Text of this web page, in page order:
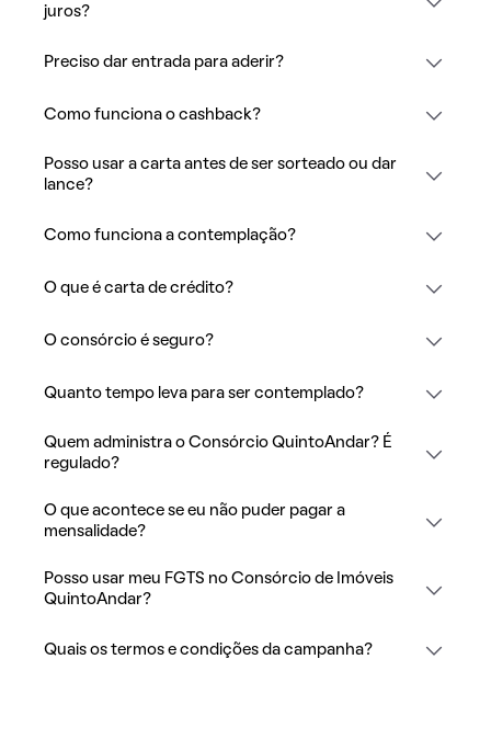
juros?
Preciso dar entrada para aderir?
Como funciona o cashback?
Posso usar a carta antes de ser sorteado ou dar
lance?
Como funciona a contemplação?
O que é carta de crédito?
O consórcio é seguro?
Quanto tempo leva para ser contemplado?
Quem administra o Consórcio QuintoAndar? É
regulado?
O que acontece se eu não puder pagar a
mensalidade?
Posso usar meu FGTS no Consórcio de Imóveis
QuintoAndar?
Quais os termos e condições da campanha?